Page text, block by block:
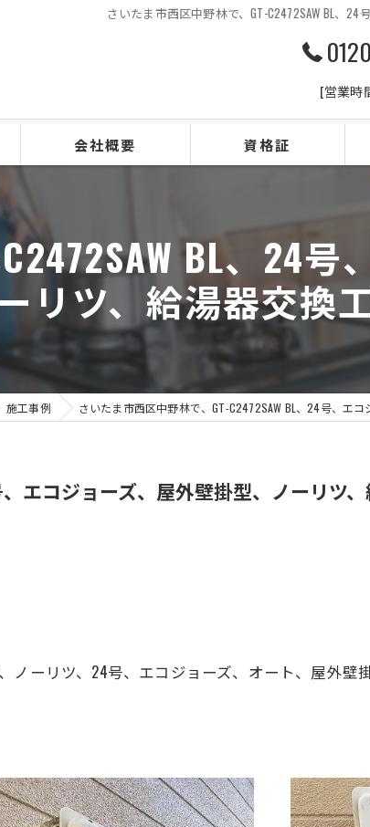
さいたま市西区中野林で、GT-C2472SAW BL、
[営業時
会社概要 資格証
BL、24
リツ、給湯器交換
施工事例 さいたま市西区中野林で、GT-C2472SAW BL、24号、エ
、エコジョーズ、屋外壁掛型、ノーリツ
ノーリツ、24号、エコジョーズ、オート、屋外壁